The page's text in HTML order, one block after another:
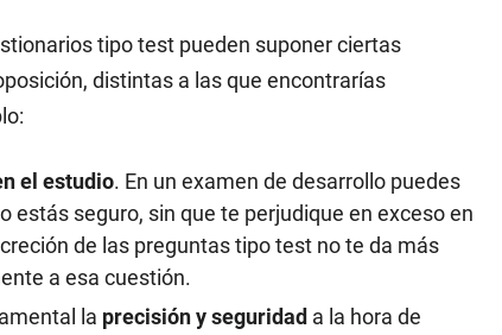
tipo test pueden suponer ciertas
distintas a las que encontrarías
el estudio. En un examen de desarrollo puedes
estás seguro, sin que te perjudique en exceso en
de las preguntas tipo test no te da más
a esa cuestión.
la precisión y seguridad a la hora de